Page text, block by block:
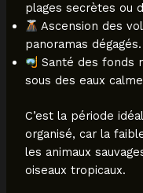
plages secrètes ou
Ascension des
panoramas dégagés.
Santé des fonds
sous des eaux
C’est la période
organisé, car la
les animaux
oiseaux tropicaux.